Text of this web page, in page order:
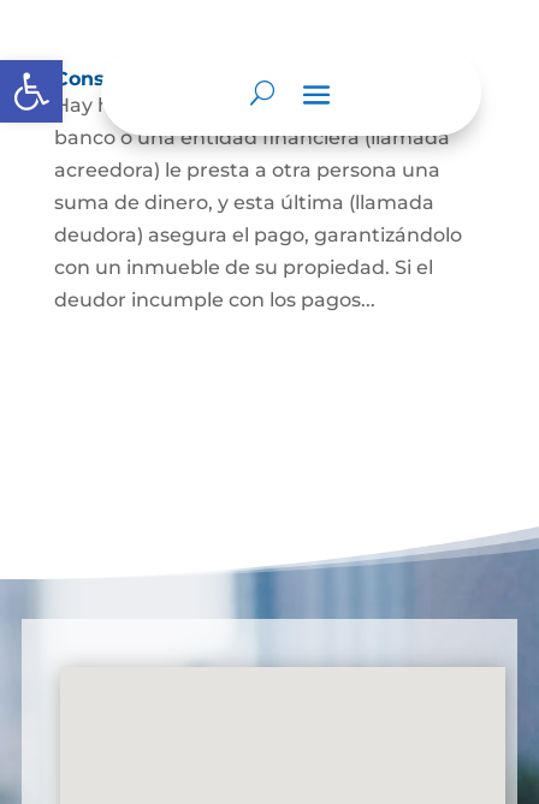
Abrir barra de herramientas
Constitución de hipoteca
Hay hipoteca cuando una persona, o un
banco o una entidad financiera (llamada
acreedora) le presta a otra persona una
suma de dinero, y esta última (llamada
deudora) asegura el pago, garantizándolo
con un inmueble de su propiedad. Si el
deudor incumple con los pagos...